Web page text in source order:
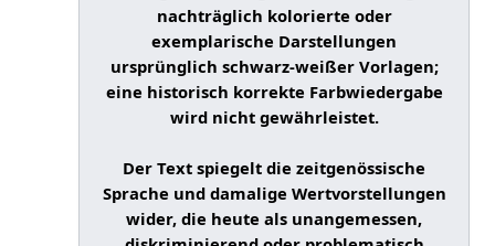
nachträglich kolorierte oder
exemplarische Darstellungen
ursprünglich schwarz-weißer Vorlagen;
eine historisch korrekte Farbwiedergabe
wird nicht gewährleistet.
Der Text spiegelt die zeitgenössische
Sprache und damalige Wertvorstellungen
wider, die heute als unangemessen,